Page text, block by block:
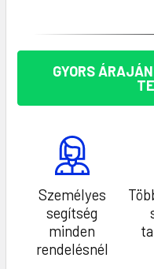
GYORS
Személyes
segítség
minden
rendelésnél